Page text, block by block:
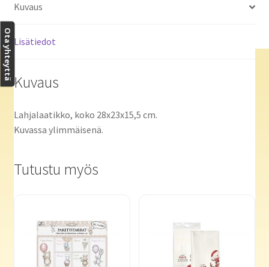
Kuvaus
Lisätiedot
Kuvaus
Lahjalaatikko, koko 28x23x15,5 cm.
Kuvassa ylimmäisenä.
Tutustu myös
Ota yhteyttä